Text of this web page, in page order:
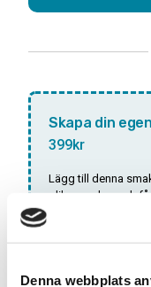
Denna webbplats
Skapa din
399kr
Lägg till denna
olika smaker och